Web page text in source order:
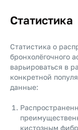
Статистика
Статистика о
бронхолёгочного
варьироваться в
конкретной
данные:
кистозным